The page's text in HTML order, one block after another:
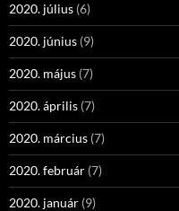
2020. július (6)
2020. június (9)
2020. május (7)
2020. április (7)
2020. március (7)
2020. február (7)
2020. január (9)